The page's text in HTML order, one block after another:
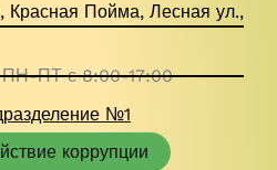
Красная Пойма, Лесная ул.,
ПН-ПТ с 8:00-17:00
№1
коррупции